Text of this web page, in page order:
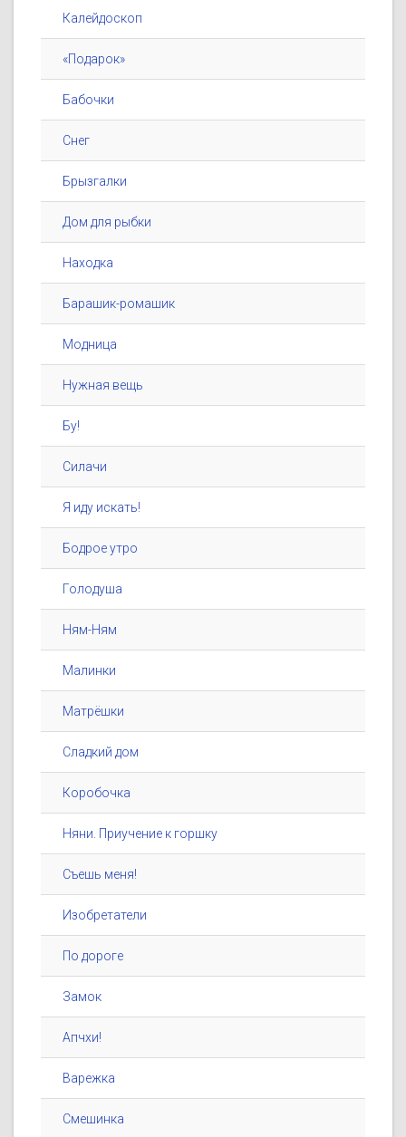
Калейдоскоп
«Подарок»
Бабочки
Снег
Брызгалки
Дом для рыбки
Находка
Барашик-ромашик
Модница
Нужная вещь
Бу!
Силачи
Я иду искать!
Бодрое утро
Голодуша
Ням-Ням
Малинки
Матрёшки
Сладкий дом
Коробочка
Няни. Приучение к горшку
Съешь меня!
Изобретатели
По дороге
Замок
Апчхи!
Варежка
Смешинка